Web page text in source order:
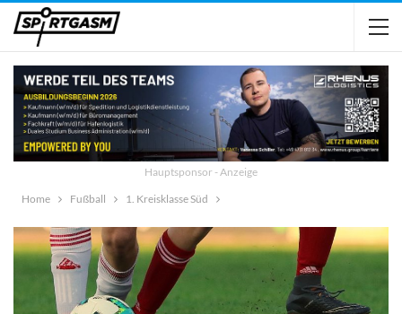
Hauptsponsor - Anzeige
Home
Fußball 1. Kreisklasse Süd